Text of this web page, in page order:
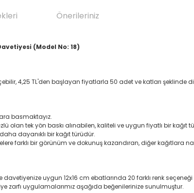
Önerileriniz
(Model No: 18)
4,25 TL'den başlayan fiyatlarla 50 adet ve katları şeklinde
basmaktayız.
olan tek yön baskı alınabilen, kaliteli ve uygun fiyatlı bir kağıt
dayanıklı bir kağıt türüdür.
farklı bir görünüm ve dokunuş kazandıran, diğer kağıtlara
uygun 12x16 cm ebatlarında 20 farklı renk
zarfı uygulamalarımız aşağıda beğenilerinize sunulmuştur.